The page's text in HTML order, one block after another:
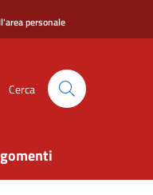
personale
Cerca